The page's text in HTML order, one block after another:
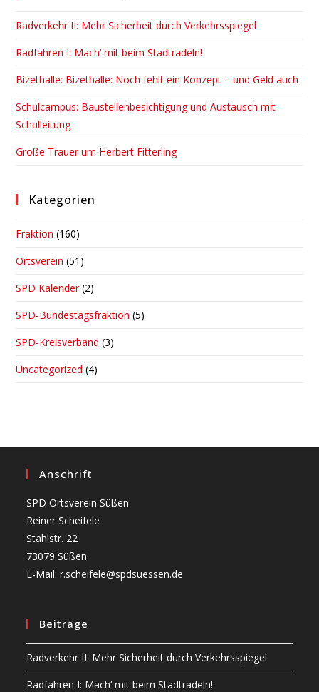
Radverkehr II: Mehr Sicherheit durch Verkehrsspiegel
Radfahren I: Mach‘ mit beim Stadtradeln!
Bizethalle: Bizethalle: Noch fehlt ein Konzept – und Geld auch
Schulcampus: Baustellenbesichtigung und Austausch mit
Schulleitung
Große Trauer um Herbert Fitterling
Kategorien
Fraktion (160)
Ortsverein (51)
SPD Kalender (2)
SPD-Bundestagsfraktion (5)
SPD-Kreisverband (3)
Uncategorized (4)
Anschrift
SPD Ortsverein Süßen
Reiner Scheifele
Stahlstr. 22
73079 Süßen
E-Mail: r.scheifele@spdsuessen.de
Beiträge
Radverkehr II: Mehr Sicherheit durch Verkehrsspiegel
Radfahren I: Mach‘ mit beim Stadtradeln!